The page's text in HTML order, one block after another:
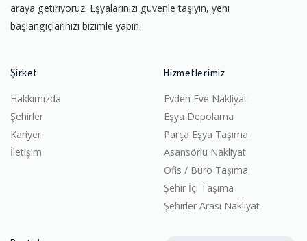
araya getiriyoruz. Eşyalarınızı güvenle taşıyın, yeni
başlangıçlarınızı bizimle yapın.
Şirket
Hakkımızda
Şehirler
Kariyer
İletişim
Hizmetlerimiz
Evden Eve Nakliyat
Eşya Depolama
Parça Eşya Taşıma
Asansörlü Nakliyat
Ofis / Büro Taşıma
Şehir İçi Taşıma
Şehirler Arası Nakliyat